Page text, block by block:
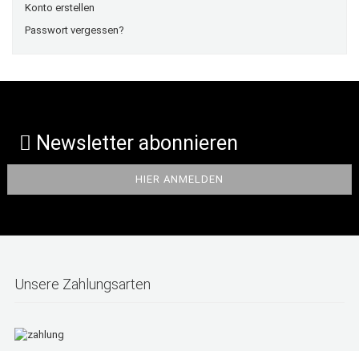
Konto erstellen
Passwort vergessen?
Newsletter abonnieren
Unsere Zahlungsarten